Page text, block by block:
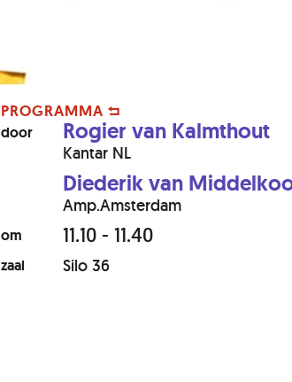
PROGRAMMA
door Rogier van Kalmthout
Kantar NL
Diederik van
Amp.Amsterdam
om 11.10 - 11.40
zaal Silo 36